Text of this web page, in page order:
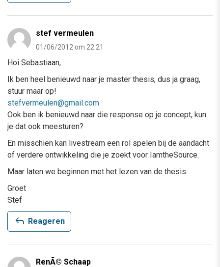
stef vermeulen
01/06/2012 om 22:21
Hoi Sebastiaan,
Ik ben heel benieuwd naar je master thesis, dus ja graag,
stuur maar op!
stefvermeulen@gmail.com
Ook ben ik benieuwd naar die response op je concept, kun
je dat ook meesturen?
En misschien kan livestream een rol spelen bij de aandacht
of verdere ontwikkeling die je zoekt voor IamtheSource.
Maar laten we beginnen met het lezen van de thesis.
Groet
Stef
reply Reageren
RenÃ© Schaap